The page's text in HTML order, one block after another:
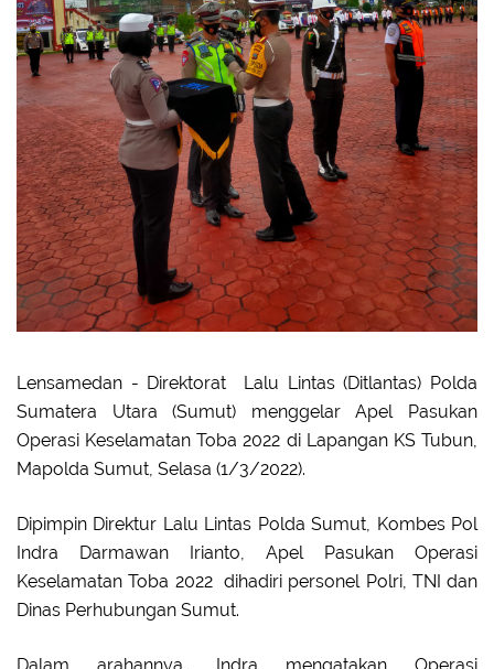
Lensamedan - Direktorat Lalu Lintas (Ditlantas) Polda
Sumatera Utara (Sumut) menggelar Apel Pasukan
Operasi Keselamatan Toba 2022 di Lapangan KS Tubun,
Mapolda Sumut, Selasa (1/3/2022).
Dipimpin Direktur Lalu Lintas Polda Sumut, Kombes Pol
Indra Darmawan Irianto, Apel Pasukan Operasi
Keselamatan Toba 2022 dihadiri personel Polri, TNI dan
Dinas Perhubungan Sumut.